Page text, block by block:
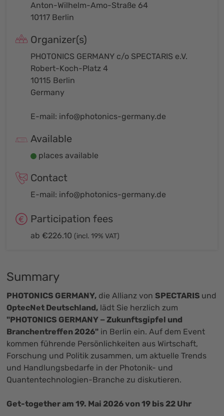
Anton-Wilhelm-Amo-Straße 64
10117 Berlin
Organizer(s)
PHOTONICS GERMANY c/o SPECTARIS e.V.
Robert-Koch-Platz 4
10115 Berlin
Germany
E-mail: info@photonics-germany.de
Available
places available
Contact
E-mail: info@photonics-germany.de
Participation fees
ab €226.10 (incl. 19% VAT)
Summary
PHOTONICS GERMANY, die Allianz vonSPECTARIS und
OptecNet Deutschland, lädt Sie herzlich zum
"PHOTONICS GERMANY − Zukunftsgipfel und
Branchentreffen 2026" in Berlin ein. Auf dem Event
kommen führende Persönlichkeiten aus Wirtschaft,
Forschung und Politik zusammen, um aktuelle Trends
und Handlungsbedarfe in der Photonik- und
Quantentechnologien-Branche zu diskutieren.
Get-together am 19. Mai 2026 von 19 bis 22 Uhr